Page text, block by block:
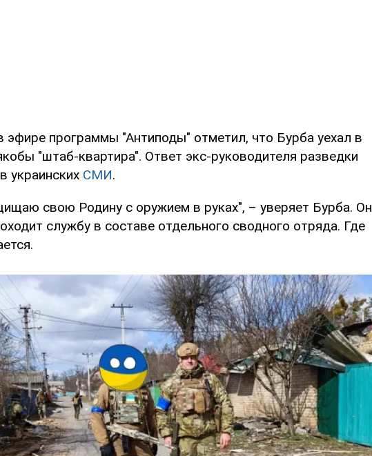
эфире программы "Антиподы" отметил, что Бурба уехал в
"штаб-квартира". Ответ экс-руководителя разведки
украинских СМИ.
свою Родину с оружием в руках", – уверяет Бурба. Он
службу в составе отдельного сводного отряда. Где